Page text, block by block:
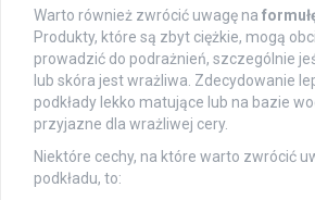
Warto również zwrócić uwagę na
Produkty, które są zbyt ciężkie, mogą
prowadzić do podrażnień, szczególnie
lub skóra jest wrażliwa. Zdecydowanie
podkłady lekko matujące lub na bazie
przyjazne dla wrażliwej cery.
Niektóre cechy, na które warto zwrócić
podkładu, to: